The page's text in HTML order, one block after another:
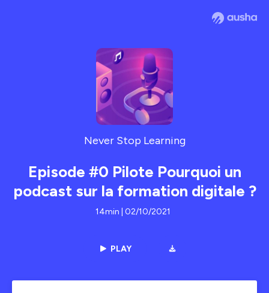
Never Stop Learning
Episode #0 Pilote Pourquoi un
podcast sur la formation digitale ?
14min | 02/10/2021
PLAY